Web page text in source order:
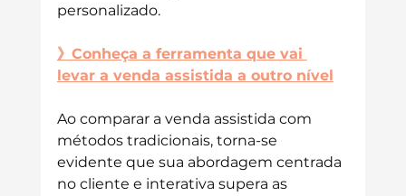
personalizado.
》Conheça a ferramenta que vai
levar a venda assistida a outro nível
Ao comparar a venda assistida com
métodos tradicionais, torna-se
evidente que sua abordagem centrada
no cliente e interativa supera as